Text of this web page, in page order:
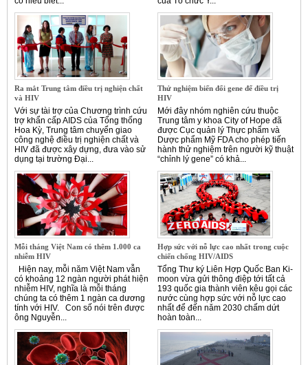
Ra mắt Trung tâm điều trị nghiện chất
và HIV
Với sự tài trợ của Chương trình cứu
trợ khẩn cấp AIDS của Tổng thống
Hoa Kỳ, Trung tâm chuyển giao
công nghệ điều trị nghiện chất và
HIV đã được xây dựng, đưa vào sử
dụng tại trường Đại...
Thử nghiệm biến đổi gene để điều trị
HIV
Mới đây nhóm nghiên cứu thuộc
Trung tâm y khoa City of Hope đã
được Cục quản lý Thực phẩm và
Dược phẩm Mỹ FDA cho phép tiến
hành thử nghiệm trên người kỹ thuật
“chỉnh lý gene” có khả...
Mỗi tháng Việt Nam có thêm 1.000 ca
nhiễm HIV
Hiện nay, mỗi năm Việt Nam vẫn
có khoảng 12 ngàn người phát hiện
nhiễm HIV, nghĩa là mỗi tháng
chúng ta có thêm 1 ngàn ca dương
tính với HIV. Con số nói trên được
ông Nguyễn...
Hợp sức với nỗ lực cao nhất trong cuộc
chiến chống HIV/AIDS
Tổng Thư ký Liên Hợp Quốc Ban Ki-
moon vừa gửi thông điệp tới tất cả
193 quốc gia thành viên kêu gọi các
nước cùng hợp sức với nỗ lực cao
nhất để đến năm 2030 chấm dứt
hoàn toàn...